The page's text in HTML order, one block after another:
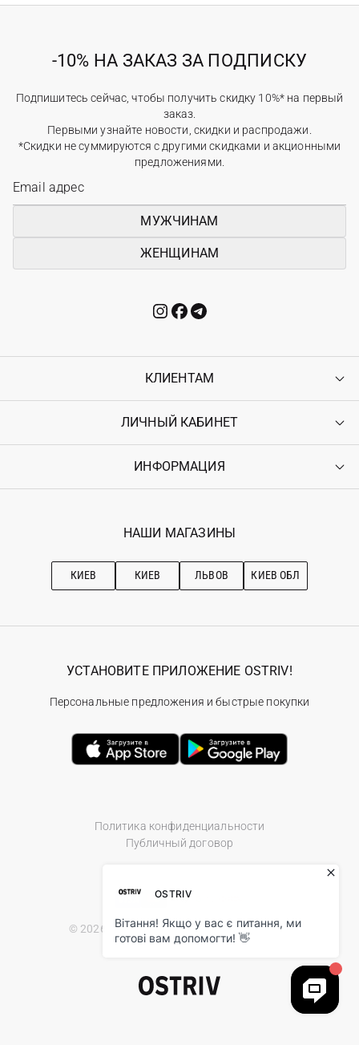
-10% НА ЗАКАЗ ЗА ПОДПИСКУ
Подпишитесь сейчас, чтобы получить скидку 10%* на первый
заказ.
Первыми узнайте новости, скидки и распродажи.
*Скидки не суммируются с другими скидками и акционными
предложениями.
МУЖЧИНАМ
ЖЕНЩИНАМ
КЛИЕНТАМ
Контакты
Возврат
Гарантия
ЛИЧНЫЙ КАБИНЕТ
Войти
Ostriv Club+
ИНФОРМАЦИЯ
Наши магазини
Рекомендации по уходу
НАШИ МАГАЗИНЫ
КИЕВ КИЕВ ЛЬВОВ КИЕВ ОБЛ
Политика конфиденциальности
Публичный договор
© 2026 Ostriv.ua Store. All Rights Reserved.
УСТАНОВИТЕ ПРИЛОЖЕНИЕ OSTRIV!
Персональные предложения и быстрые покупки